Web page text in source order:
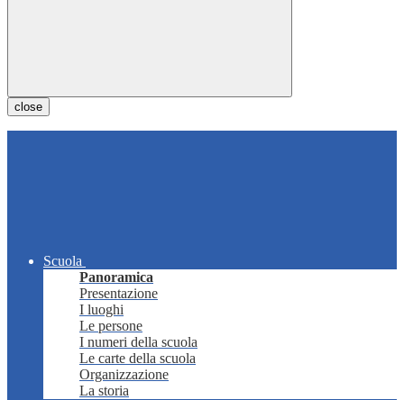
close
Scuola
Panoramica
Presentazione
I luoghi
Le persone
I numeri della scuola
Le carte della scuola
Organizzazione
La storia